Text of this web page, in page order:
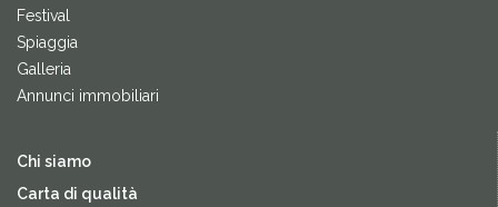
Festival
Spiaggia
Galleria
Annunci immobiliari
Chi siamo
Carta di qualità